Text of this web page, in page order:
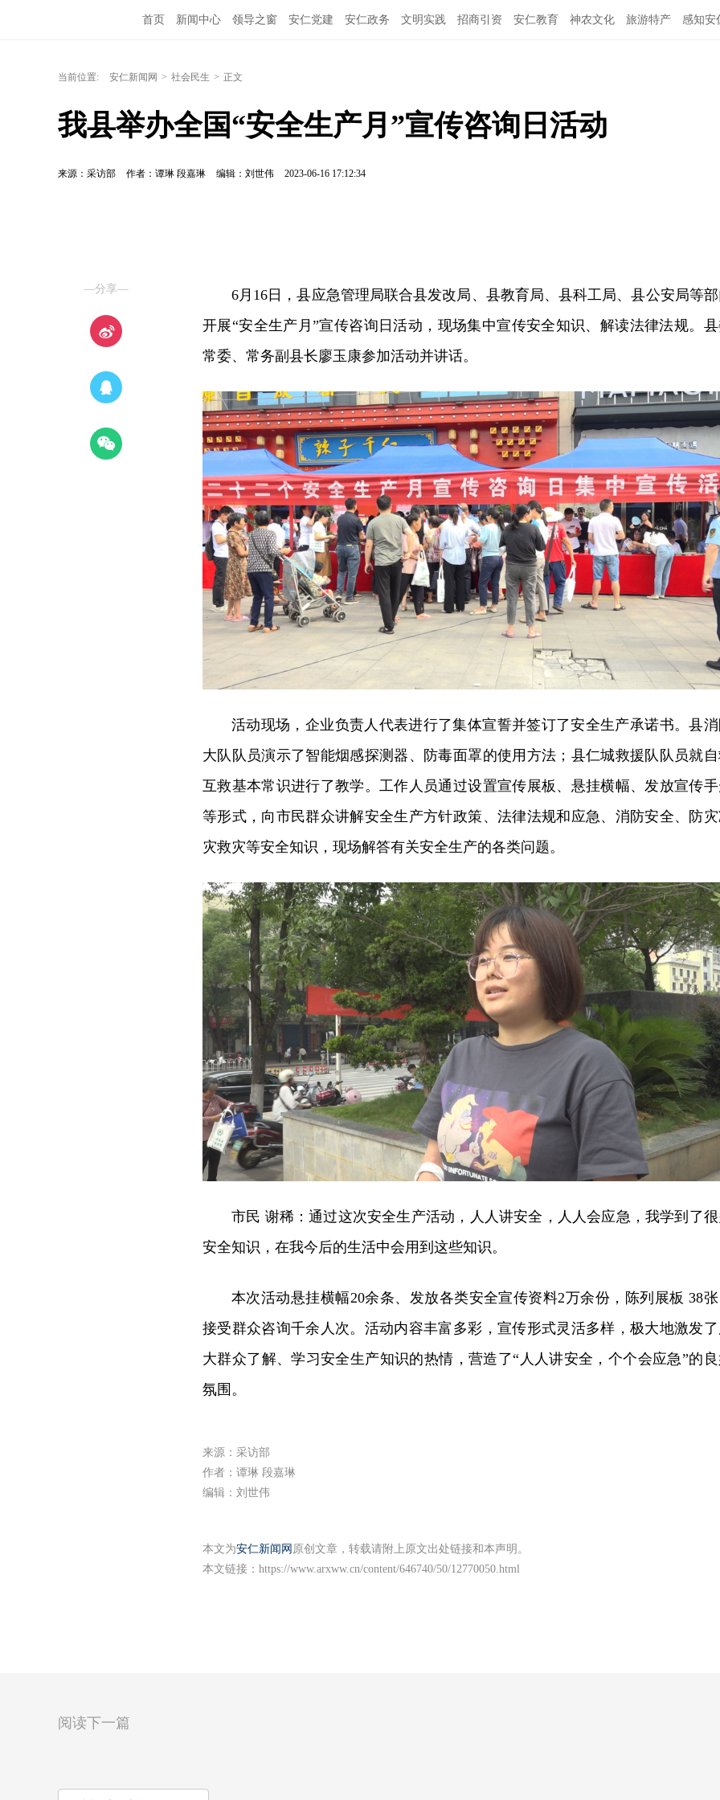
首页 新闻中心 领导之窗 安仁党建 安仁政务 文明实践 招商引资 安仁教育 神农文化 旅游特产 感知安
当前位置: 安仁新闻网 > 社会民生 > 正文
我县举办全国“安全生产月”宣传咨询日活动
来源：采访部 作者：谭琳 段嘉琳 编辑：刘世伟 2023-06-16 17:12:34
—分享—
6月16日，县应急管理局联合县发改局、县教育局、县科工局、县公安局等
开展“安全生产月”宣传咨询日活动，现场集中宣传安全知识、解读法律法规。
常委、常务副县长廖玉康参加活动并讲话。
活动现场，企业负责人代表进行了集体宣誓并签订了安全生产承诺书。县
大队队员演示了智能烟感探测器、防毒面罩的使用方法；县仁城救援队队员就
互救基本常识进行了教学。工作人员通过设置宣传展板、悬挂横幅、发放宣传
等形式，向市民群众讲解安全生产方针政策、法律法规和应急、消防安全、防
灾救灾等安全知识，现场解答有关安全生产的各类问题。
市民 谢稀：通过这次安全生产活动，人人讲安全，人人会应急，我学到了
安全知识，在我今后的生活中会用到这些知识。
本次活动悬挂横幅20余条、发放各类安全宣传资料2万余份，陈列展板 38
接受群众咨询千余人次。活动内容丰富多彩，宣传形式灵活多样，极大地激发
大群众了解、学习安全生产知识的热情，营造了“人人讲安全，个个会应急”的
氛围。
来源：采访部
作者：谭琳 段嘉琳
编辑：刘世伟
本文为安仁新闻网 原创文章，转载请附上原文出处链接和本声明。
本文链接： https://www.arxww.cn/content/646740/50/12770050.html
阅读下一篇